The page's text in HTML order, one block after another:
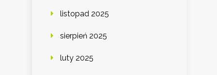
listopad 2025
sierpień 2025
luty 2025